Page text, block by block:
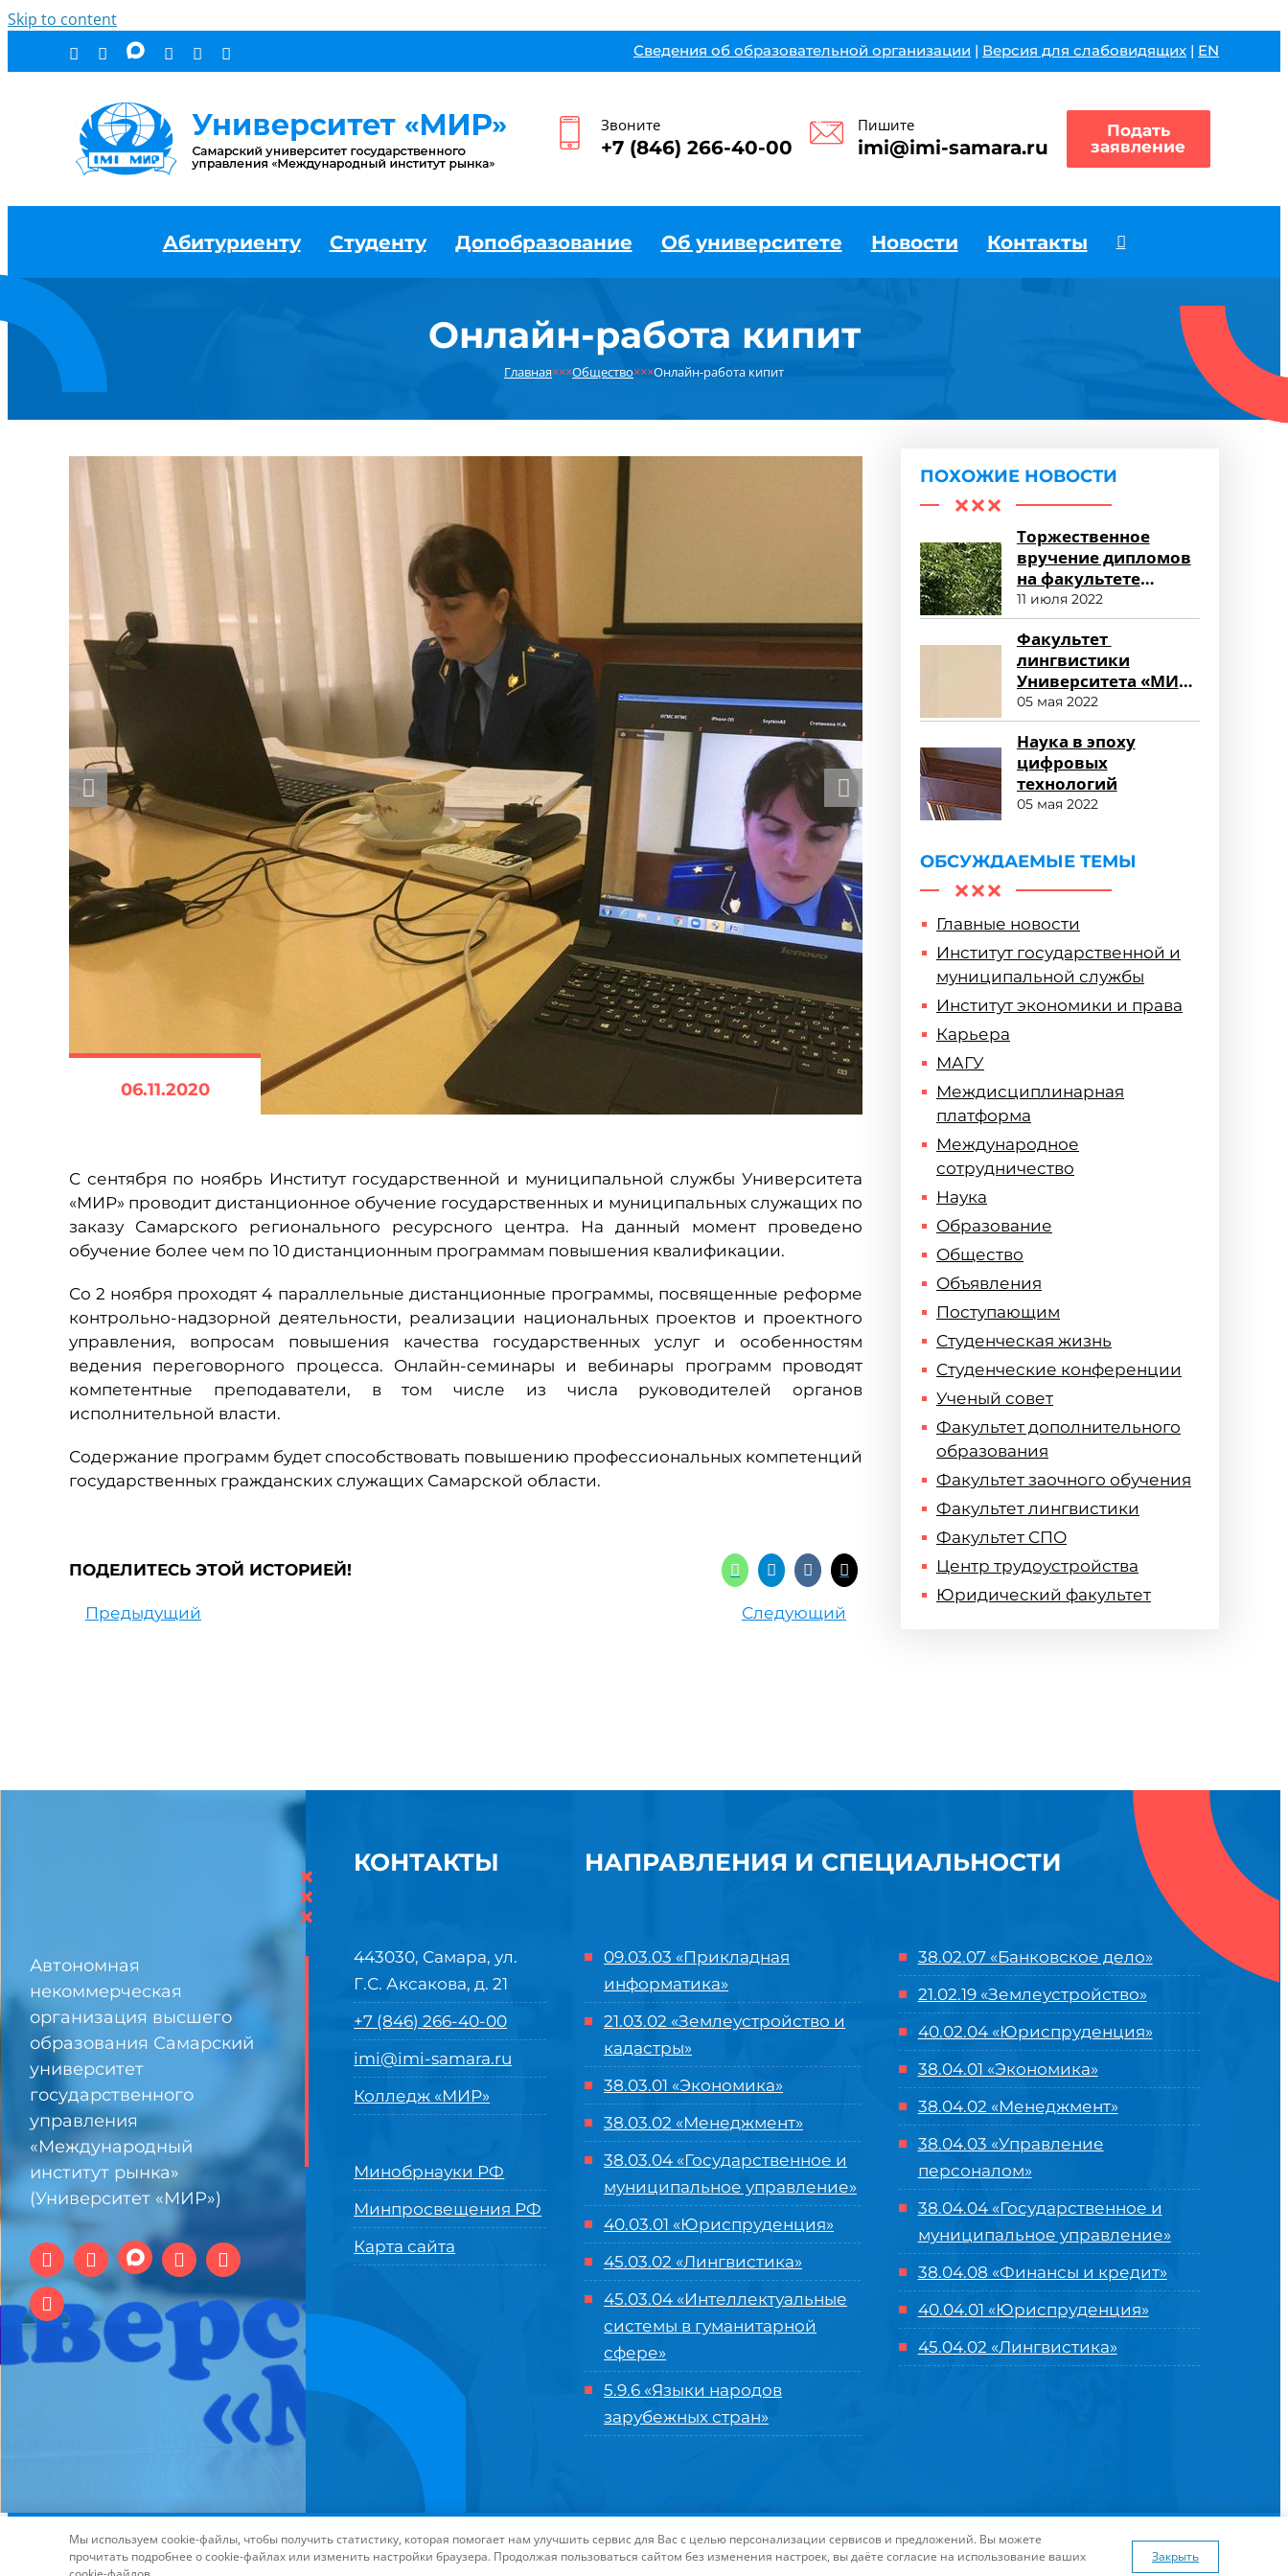
Skip to content
Сведения об образовательной организации | Версия для слабовидящих | EN
Звоните
+7 (846) 266-40-00
Пишите
imi@imi-samara.ru
Подать
заявление
Абитуриенту Студенту Допобразование Об университете Новости Контакты
Онлайн-работа кипит
Главная×××Общество×××Онлайн-работа кипит
06.11.2020
С сентября по ноябрь Институт государственной и муниципальной службы Университета
«МИР» проводит дистанционное обучение государственных и муниципальных служащих по
заказу Самарского регионального ресурсного центра. На данный момент проведено
обучение более чем по 10 дистанционным программам повышения квалификации.
Со 2 ноября проходят 4 параллельные дистанционные программы, посвященные реформе
контрольно-надзорной деятельности, реализации национальных проектов и проектного
управления, вопросам повышения качества государственных услуг и особенностям
ведения переговорного процесса. Онлайн-семинары и вебинары программ проводят
компетентные преподаватели, в том числе из числа руководителей органов
исполнительной власти.
Содержание программ будет способствовать повышению профессиональных компетенций
государственных гражданских служащих Самарской области.
ПОДЕЛИТЕСЬ ЭТОЙ ИСТОРИЕЙ!
Предыдущий Следующий
ПОХОЖИЕ НОВОСТИ
Торжественное
вручение дипломов
на факультете
среднего
профессионального
образования
11 июля 2022
Факультет
лингвистики
Университета «МИР»
глазами
работодателя
05 мая 2022
Наука в эпоху
цифровых
технологий
05 мая 2022
ОБСУЖДАЕМЫЕ ТЕМЫ
Главные новости
Институт государственной и
муниципальной службы
Институт экономики и права
Карьера
МАГУ
Междисциплинарная
платформа
Международное
сотрудничество
Наука
Образование
Общество
Объявления
Поступающим
Студенческая жизнь
Студенческие конференции
Ученый совет
Факультет дополнительного
образования
Факультет заочного обучения
Факультет лингвистики
Факультет СПО
Центр трудоустройства
Юридический факультет
Автономная
некоммерческая
организация высшего
образования Самарский
университет
государственного
управления
«Международный
институт рынка»
(Университет «МИР»)
×
×
×
КОНТАКТЫ
443030, Самара, ул.
Г.С. Аксакова, д. 21
+7 (846) 266-40-00
imi@imi-samara.ru
Колледж «МИР»
Минобрнауки РФ
Минпросвещения РФ
Карта сайта
НАПРАВЛЕНИЯ И СПЕЦИАЛЬНОСТИ
09.03.03 «Прикладная
информатика»
21.03.02 «Землеустройство и
кадастры»
38.03.01 «Экономика»
38.03.02 «Менеджмент»
38.03.04 «Государственное и
муниципальное управление»
40.03.01 «Юриспруденция»
45.03.02 «Лингвистика»
45.03.04 «Интеллектуальные
системы в гуманитарной
сфере»
5.9.6 «Языки народов
зарубежных стран»
38.02.07 «Банковское дело»
21.02.19 «Землеустройство»
40.02.04 «Юриспруденция»
38.04.01 «Экономика»
38.04.02 «Менеджмент»
38.04.03 «Управление
персоналом»
38.04.04 «Государственное и
муниципальное управление»
38.04.08 «Финансы и кредит»
40.04.01 «Юриспруденция»
45.04.02 «Лингвистика»
технологий и интернет-маркетинга Университета «МИР»| Иконки разработаны студиейFreepikдля сайтаwww.flaticon.com
Мы используем cookie-файлы, чтобы получить статистику, которая помогает нам улучшить сервис для Вас с целью персонализации сервисов и предложений. Вы можете
прочитать подробнее о cookie-файлах или изменить настройки браузера. Продолжая пользоваться сайтом без изменения настроек, вы даёте согласие на использование ваших
Закрыть